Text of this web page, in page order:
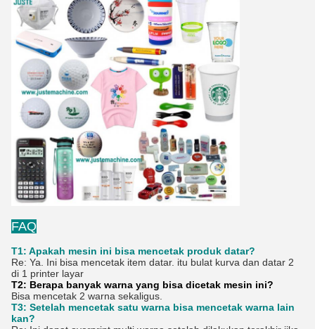
FAQ
T1: Apakah mesin ini bisa mencetak produk datar?
Re: Ya. Ini bisa mencetak item datar. itu bulat kurva dan datar 2
di 1 printer layar
T2: Berapa banyak warna yang bisa dicetak mesin ini?
Bisa mencetak 2 warna sekaligus.
T3: Setelah mencetak satu warna bisa mencetak warna lain
kan?